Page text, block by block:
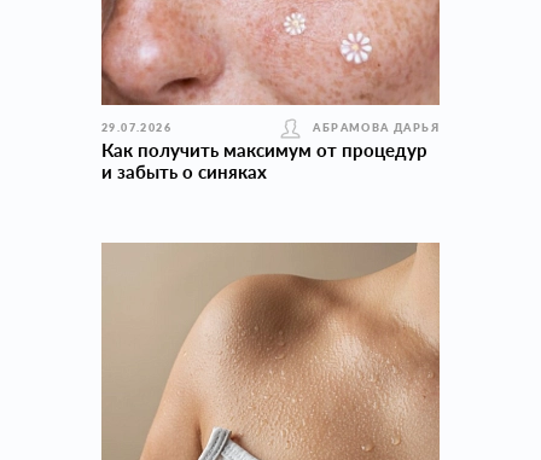
29.07.2026 АБРАМОВА ДАРЬЯ
Как получить максимум от процедур
и забыть о синяках